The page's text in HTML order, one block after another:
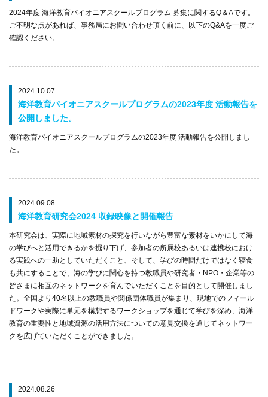
2024年度 海洋教育パイオニアスクールプログラム 募集に関するQ＆Aです。
ご不明な点があれば、事務局にお問い合わせ頂く前に、以下のQ&Aを一度ご
確認ください。
2024.10.07
海洋教育パイオニアスクールプログラムの2023年度 活動報告を
公開しました。
海洋教育パイオニアスクールプログラムの2023年度 活動報告を公開しまし
た。
2024.09.08
海洋教育研究会2024 収録映像と開催報告
本研究会は、実際に地域素材の探究を行いながら豊富な素材をいかにして海
の学びへと活用できるかを掘り下げ、参加者の所属校あるいは連携校におけ
る実践への一助としていただくこと、そして、学びの時間だけではなく寝食
も共にすることで、海の学びに関心を持つ教職員や研究者・NPO・企業等の
皆さまに相互のネットワークを育んでいただくことを目的として開催しまし
た。全国より40名以上の教職員や関係団体職員が集まり、現地でのフィール
ドワークや実際に単元を構想するワークショップを通じて学びを深め、海洋
教育の重要性と地域資源の活用方法についての意見交換を通じてネットワー
クを広げていただくことができました。
2024.08.26